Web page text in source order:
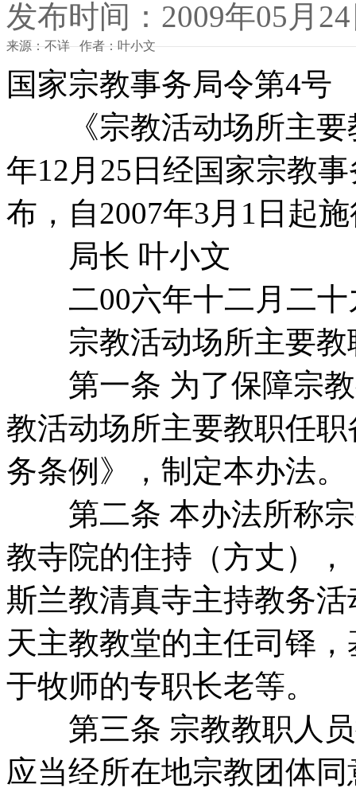
发布时间：2009年05月
来源：不详 作者：叶小文
国家宗教事务局令第4号
《宗教活动场所主要
年12月25日经国家宗教
布，自2007年3月1日起
局长 叶小文
二00六年十二月二十
宗教活动场所主要教
第一条 为了保障宗教
教活动场所主要教职任
务条例》，制定本办法。
第二条 本办法所称宗
教寺院的住持（方丈）
斯兰教清真寺主持教务
天主教教堂的主任司铎
于牧师的专职长老等。
第三条 宗教教职人员
应当经所在地宗教团体